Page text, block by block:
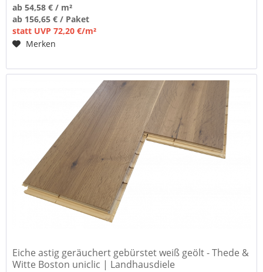
ab 54,58 € / m²
ab 156,65 € / Paket
statt UVP 72,20 €/m²
Merken
Eiche astig geräuchert gebürstet weiß geölt - Thede &
Witte Boston uniclic | Landhausdiele